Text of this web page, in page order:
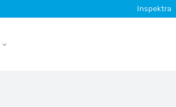
Inspektra